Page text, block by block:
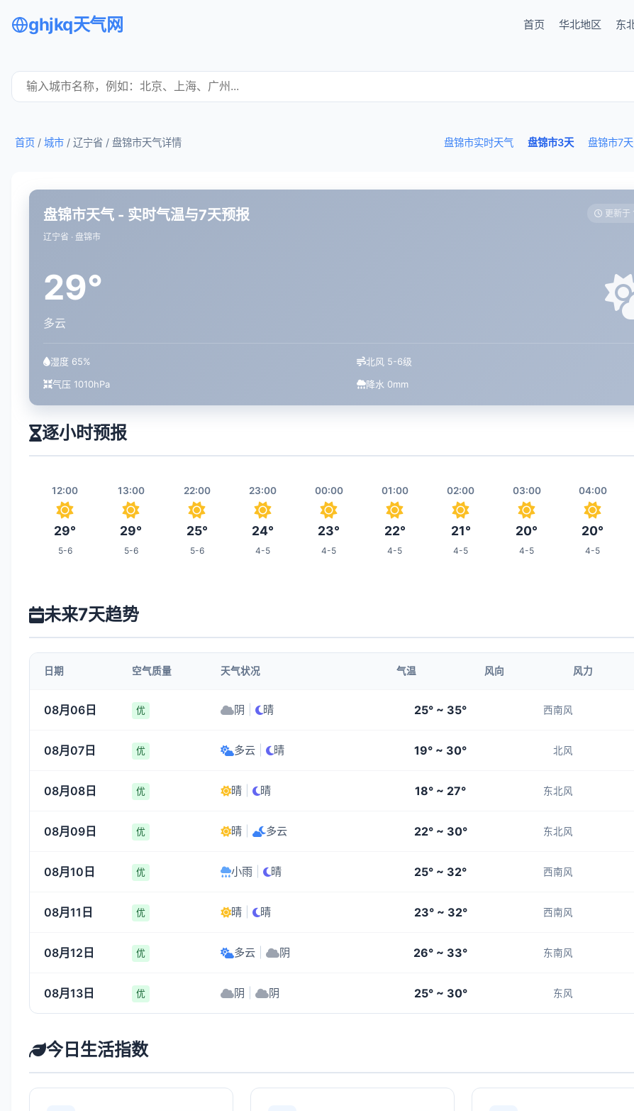
ghjkq天气网 首页 华北地区 东
盘锦市实时天气 盘锦市3天 盘锦市7天
首页 / 城市 / 辽宁省 / 盘锦市天气详情
盘锦市天气 - 实时气温与7天预报
辽宁省 · 盘锦市
更新于
29°
多云
湿度 65%
北风 5-6级
气压 1010hPa
降水 0mm
逐小时预报
12:00
29°
5-6
13:00
29°
5-6
22:00
25°
5-6
23:00
24°
4-5
00:00
23°
4-5
01:00
22°
4-5
02:00
21°
4-5
03:00
20°
4-5
04:00
20°
4-5
4-5 5-6 5-6 5-6 5-6 5-6 5-6 5-6 5-6
5-6 5-6 5-6
未来7天趋势
日期 空气质量 天气状况 气温 风向 风力
08月06日 优 阴 晴 25° ~ 35° 西南风
08月07日 优 多云 晴 19° ~ 30° 北风
08月08日 优 晴 晴 18° ~ 27° 东北风
08月09日 优 晴 多云 22° ~ 30° 东北风
08月10日 优 小雨 晴 25° ~ 32° 西南风
08月11日 优 晴 晴 23° ~ 32° 西南风
08月12日 优 多云 阴 26° ~ 33° 东南风
08月13日 优 阴 阴 25° ~ 30° 东风
今日生活指数